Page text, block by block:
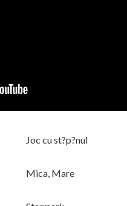
Joc cu st?p?nul
Mica, Mare